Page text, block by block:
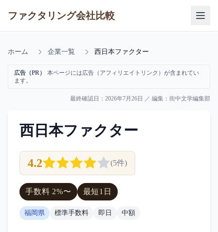
ファクタリング会社比較
ホーム 企業一覧 西日本ファクター
広告（PR）
本ページには広告（アフィリエイトリンク）が含まれてい
ます。
最終確認日： 2026年7月26日 ／ 編集： 街中文学編集部
西日本ファクター
4.2 (5件)
手数料 2%〜 最短1日
福岡県 標準手数料 即日 中額